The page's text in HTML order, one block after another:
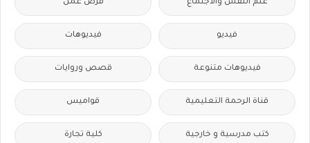
علم النفس والاجتماع فرص عمل
فيديو فيديوهات
فيديوهات متنوعة قصص وروايات
قناة الرحمة التعليمية قواميس
كتب مدرسية و خارجية كلية تجارة